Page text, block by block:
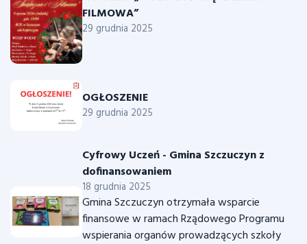
FILMOWA”
29 grudnia 2025
OGŁOSZENIE
29 grudnia 2025
Cyfrowy Uczeń - Gmina Szczuczyn z
dofinansowaniem
18 grudnia 2025
Gmina Szczuczyn otrzymała wsparcie
finansowe w ramach Rządowego Programu
wspierania organów prowadzących szkoły